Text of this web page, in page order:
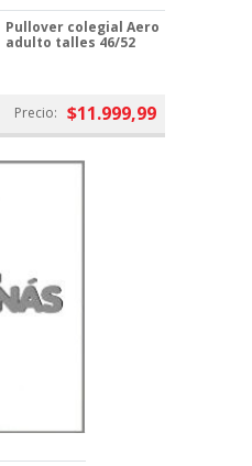
Pullover colegial Aero
adulto talles 46/52
Precio: $11.999,99